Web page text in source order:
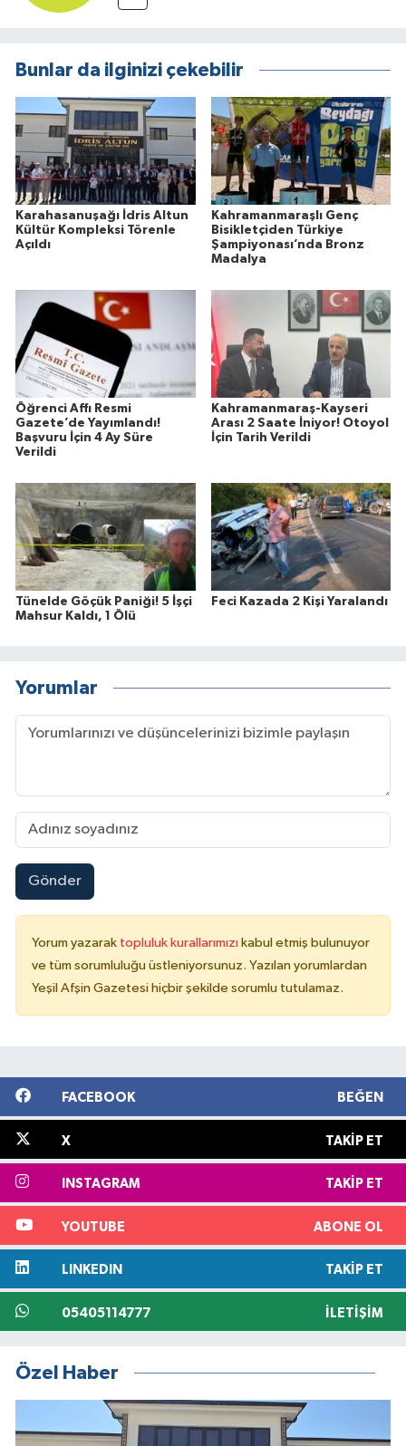
Bunlar da ilginizi çekebilir
Karahasanuşağı İdris Altun
Kültür Kompleksi Törenle
Açıldı
Kahramanmaraşlı Genç
Bisikletçiden Türkiye
Şampiyonası’nda Bronz
Madalya
Öğrenci Affı Resmi
Gazete’de Yayımlandı!
Başvuru İçin 4 Ay Süre
Verildi
Kahramanmaraş-Kayseri
Arası 2 Saate İniyor! Otoyol
İçin Tarih Verildi
Tünelde Göçük Paniği! 5 İşçi
Mahsur Kaldı, 1 Ölü
Feci Kazada 2 Kişi Yaralandı
Yorumlar
Gönder
Yorum yazarak topluluk kurallarımızı kabul etmiş bulunuyor
ve tüm sorumluluğu üstleniyorsunuz. Yazılan yorumlardan
Yeşil Afşin Gazetesi hiçbir şekilde sorumlu tutulamaz.
FACEBOOK BEĞEN
X TAKIP ET
INSTAGRAM TAKIP ET
YOUTUBE ABONE OL
LINKEDIN TAKIP ET
05405114777 İLETIŞIM
Özel Haber